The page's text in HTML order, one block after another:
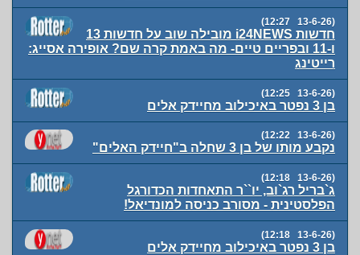
(13-6-26 12:27)
חדשות i24NEWS מובילה שוב על חדשות 13
ו-11 ובפריים טיים- מה באמת קרה שם? אופירה אסייג:
רייטינג
(13-6-26 12:25)
בן 3 נפטר באיכילוב מחיידק אלים
(13-6-26 12:22)
נקבע מותו של בן 3 שחלה ב"חיידק האלים"
(13-6-26 12:18)
ג`בריל רג`וב, יו``ר התאחדות הכדורגל
הפלסטינית - מסורב כניסה למונדיאל!
(13-6-26 12:18)
בן 3 נפטר באיכילוב מחיידק אלים